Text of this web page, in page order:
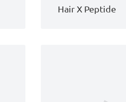
Hair X Peptide